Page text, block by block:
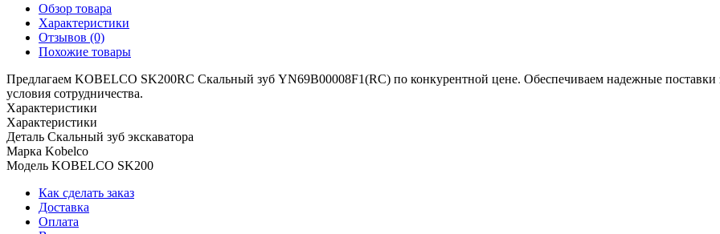
Обзор товара
Характеристики
Отзывов (0)
Похожие товары
Предлагаем KOBELCO SK200RC Скальный зуб YN69B00008F1(RC) по конкурентной цене. Обеспечиваем надежные поставки
условия сотрудничества.
Характеристики
Характеристики
Деталь Скальный зуб экскаватора
Марка Kobelco
Модель KOBELCO SK200
Как сделать заказ
Доставка
Оплата